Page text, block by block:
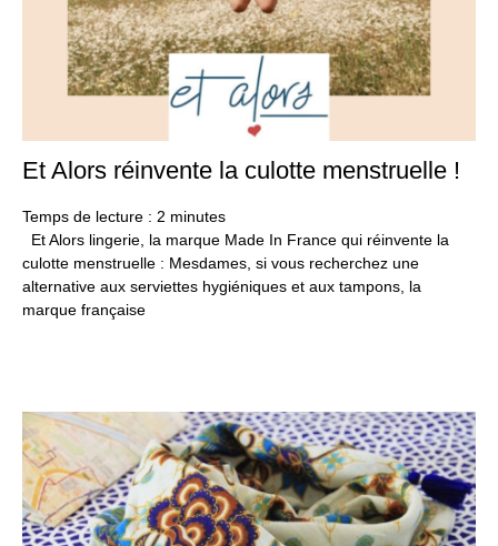
Et Alors réinvente la culotte menstruelle !
Temps de lecture : 2 minutes
Et Alors lingerie, la marque Made In France qui réinvente la
culotte menstruelle : Mesdames, si vous recherchez une
alternative aux serviettes hygiéniques et aux tampons, la
marque française